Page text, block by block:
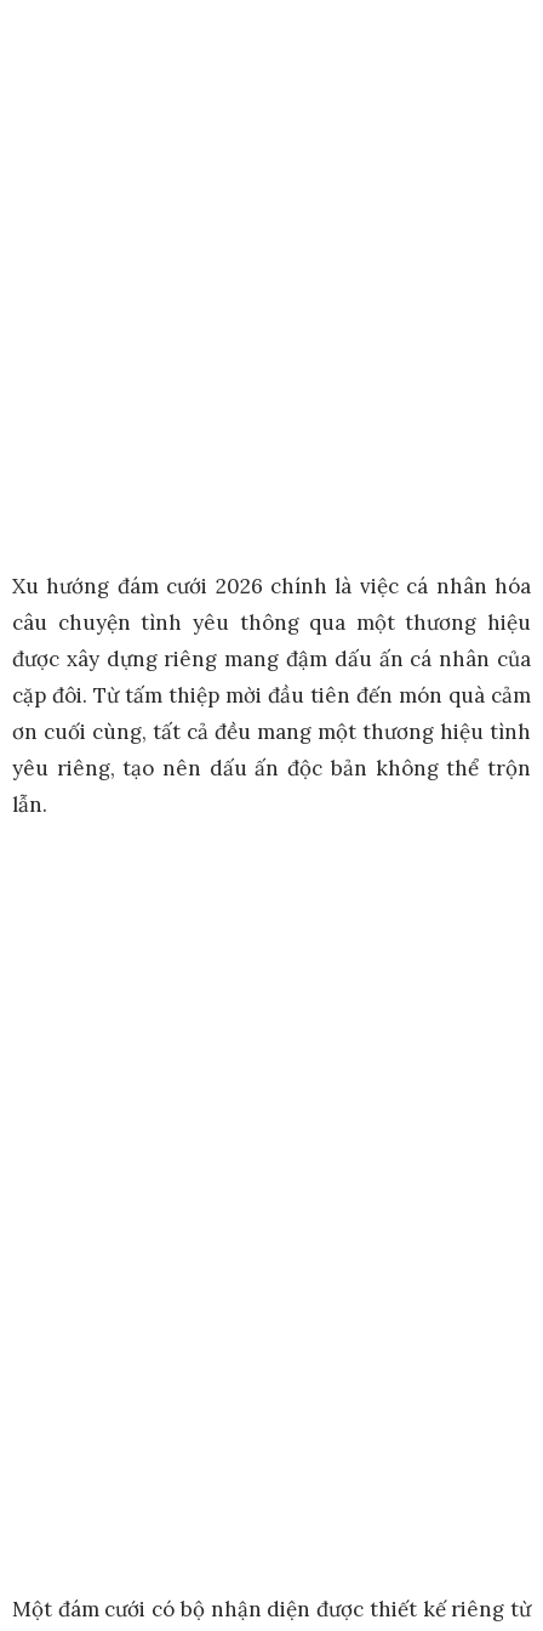
Xu hướng đám cưới 2026 chính là việc cá nhân hóa
câu chuyện tình yêu thông qua một thương hiệu
được xây dựng riêng mang đậm dấu ấn cá nhân của
cặp đôi. Từ tấm thiệp mời đầu tiên đến món quà cảm
ơn cuối cùng, tất cả đều mang một thương hiệu tình
yêu riêng, tạo nên dấu ấn độc bản không thể trộn
lẫn.
Một đám cưới có bộ nhận diện được thiết kế riêng từ